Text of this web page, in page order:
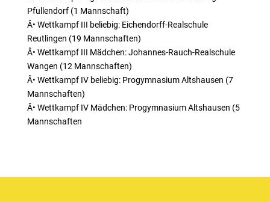
Pfullendorf (1 Mannschaft)
Â• Wettkampf III beliebig: Eichendorff-Realschule
Reutlingen (19 Mannschaften)
Â• Wettkampf III Mädchen: Johannes-Rauch-Realschule
Wangen (12 Mannschaften)
Â• Wettkampf IV beliebig: Progymnasium Altshausen (7
Mannschaften)
Â• Wettkampf IV Mädchen: Progymnasium Altshausen (5
Mannschaften